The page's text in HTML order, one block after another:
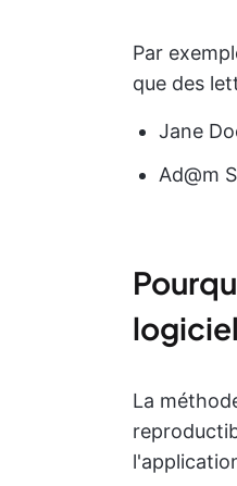
Par
que des
Jane
Ad@m
La